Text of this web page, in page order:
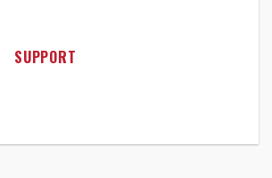
SUPPORT